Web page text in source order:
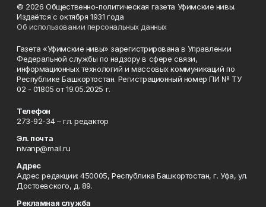
© 2026 Общественно-политическая газета Уфимские нивы.
Издаётся с октября 1931 года
Об использовании персональных данных
Газета «Уфимские нивы» зарегистрирована в Управлении
Федеральной службы по надзору в сфере связи,
информационных технологий и массовых коммуникаций по
Республике Башкортостан. Регистрационный номер ПИ № ТУ
02 - 01805 от 19.05.2025 г.
Телефон
273-92-34 – гл. редактор
Эл. почта
nivanp@mail.ru
Адрес
Адрес редакции: 450005, Республика Башкортостан, г. Уфа, ул.
Достоевского, д. 89.
Рекламная служба